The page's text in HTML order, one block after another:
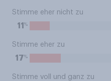
Stimme eher nicht zu
11 %
Stimme eher zu
17%
Stimme voll und ganz zu